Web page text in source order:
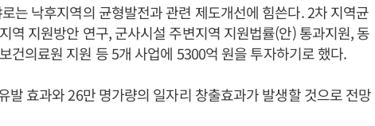
로는 낙후지역의 균형발전과 관련 제도개선에 힘쓴다. 2차 지역균
역 지원방안 연구, 군사시설 주변지역 지원법률(안) 통과지원, 동
건의료원 지원 등 5개 사업에 5300억 원을 투자하기로 했다.
발 효과와 26만 명가량의 일자리 창출효과가 발생할 것으로 전망